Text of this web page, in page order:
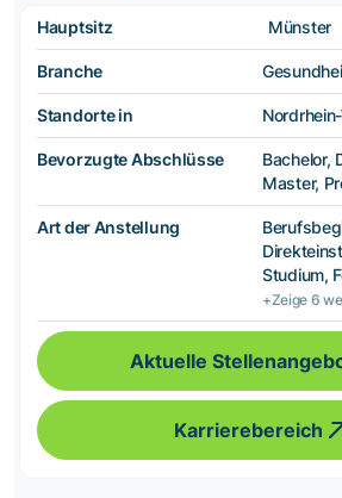
Hauptsitz Münster
Branche
Standorte in
Bevorzugte Abschlüsse
Bachelor,
Master,
Art der Anstellung
Studium,
+Zeige 6
Aktuelle
Karrierebereich